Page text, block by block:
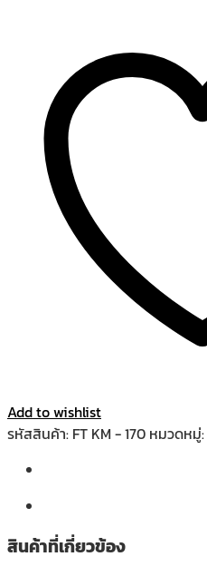
Add to wishlist
รหัสสินค้า: FT KM - 170 หมวดหมู่:
สินค้าที่เกี่ยวข้อง